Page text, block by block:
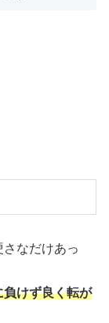
なだけあっ
けず良く転が